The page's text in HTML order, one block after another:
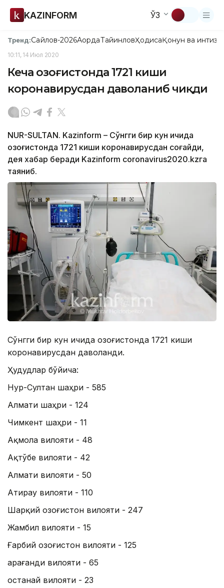
KAZINFORM ЎЗ
Тренд:Сайлов-2026АқордаТайинловҲодисаҚонун ва
10:11, 14 Июл 2020
Кеча Қозоғистонда 1721 киши
коронавирусдан даволаниб чиқди
NUR-SULTAN. Kazinform – Сўнгги бир кун ичида
Қозоғистонда 1721 киши коронавирусдан соғайди,
дея хабар беради Kazinform coronavirus2020.kzга
таяниб.
Сўнгги бир кун ичида Қозоғистонда 1721 киши
коронавирусдан даволанди.
Ҳудудлар бўйича:
Нур-Султан шаҳри - 585
Алмати шаҳри - 124
Чимкент шаҳри - 11
Ақмола вилояти - 48
Ақтўбе вилояти - 42
Алмати вилояти - 50
Атирау вилояти - 110
Шарқий Қозоғистон вилояти - 247
Жамбил вилояти - 15
Ғарбий Қозоғистон вилояти - 125
Қарағанди вилояти - 65
Қостанай вилояти - 23